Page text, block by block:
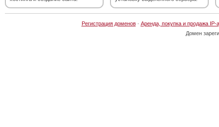
Регистрация доменов· Аренда, покупка и продажа IP-
Домен